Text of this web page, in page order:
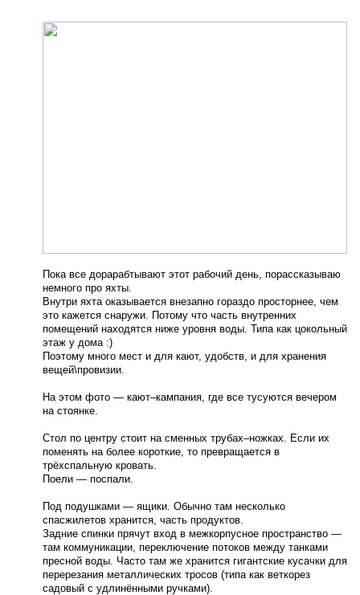
Пока все дорарабтывают этот рабочий день, порассказываю
немного про яхты.
Внутри яхта оказывается внезапно гораздо просторнее, чем
это кажется снаружи. Потому что часть внутренних
помещений находятся ниже уровня воды. Типа как цокольный
этаж у дома :)
Поэтому много мест и для кают, удобств, и для хранения
вещей\провизии.
На этом фото — кают–кампания, где все тусуются вечером
на стоянке.
Стол по центру стоит на сменных трубах–ножках. Если их
поменять на более короткие, то превращается в
трёхспальную кровать.
Поели — поспали.
Под подушками — ящики. Обычно там несколько
спасжилетов хранится, часть продуктов.
Задние спинки прячут вход в межкорпусное пространство —
там коммуникации, переключение потоков между танками
пресной воды. Часто там же хранится гигантские кусачки для
перерезания металлических тросов (типа как веткорез
садовый с удлинёнными ручками).